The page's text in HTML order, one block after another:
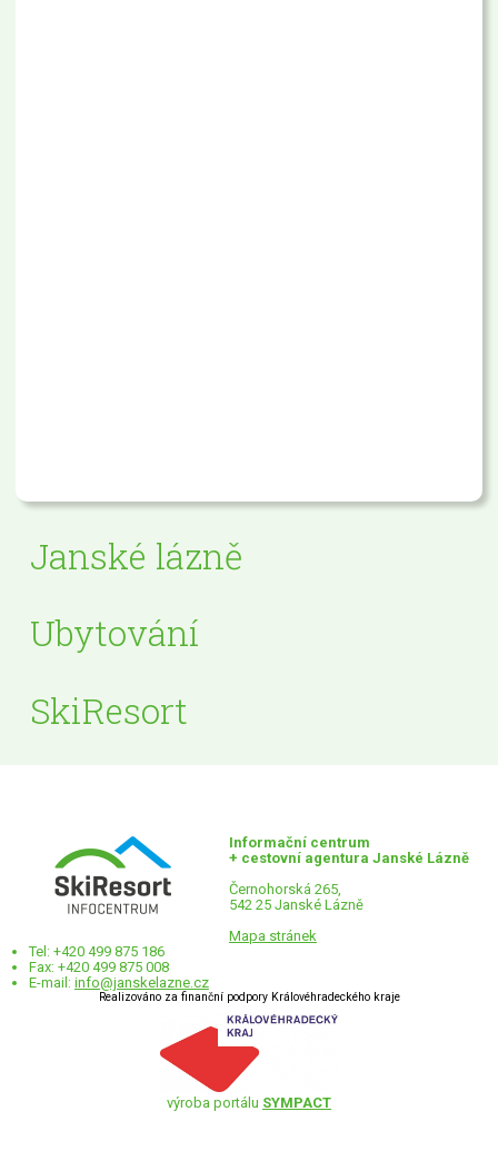
Janské lázně
Ubytování
SkiResort
Informační centrum
+ cestovní agentura Janské Lázně
Černohorská 265,
542 25 Janské Lázně
Mapa stránek
Tel: +420 499 875 186
Fax: +420 499 875 008
E-mail: info@janskelazne.cz
Realizováno za finanční podpory Královéhradeckého kraje
výroba portálu SYMPACT